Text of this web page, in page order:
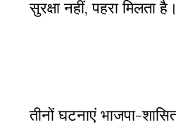
सुरक्षा नहीं, पहरा
तीनों घटनाएं भाजपा-